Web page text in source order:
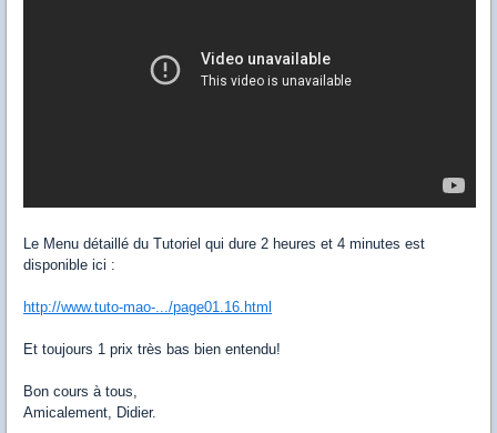
Le Menu détaillé du Tutoriel qui dure 2 heures et 4 minutes est
disponible ici :
http://www.tuto-mao-.../page01.16.html
Et toujours 1 prix très bas bien entendu!
Bon cours à tous,
Amicalement, Didier.